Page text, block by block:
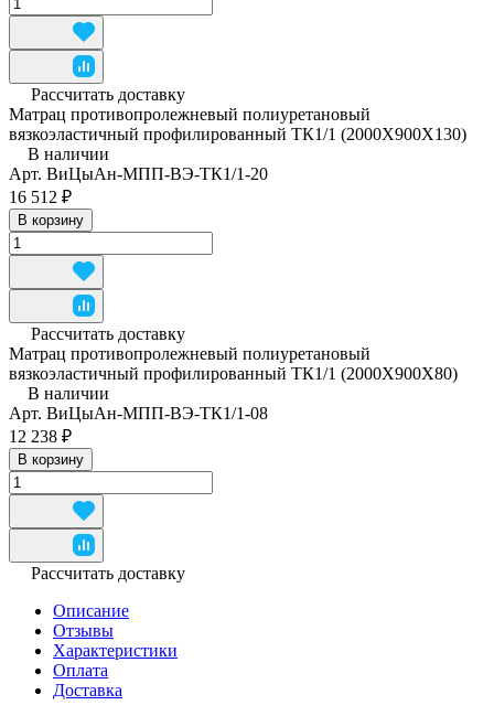
Рассчитать доставку
Матрац противопролежневый полиуретановый
вязкоэластичный профилированный ТК1/1 (2000Х900Х130)
В наличии
Арт. ВиЦыАн-МПП-ВЭ-ТК1/1-20
16 512 ₽
В корзину
Рассчитать доставку
Матрац противопролежневый полиуретановый
вязкоэластичный профилированный ТК1/1 (2000Х900Х80)
В наличии
Арт. ВиЦыАн-МПП-ВЭ-ТК1/1-08
12 238 ₽
В корзину
Рассчитать доставку
Описание
Отзывы
Характеристики
Оплата
Доставка